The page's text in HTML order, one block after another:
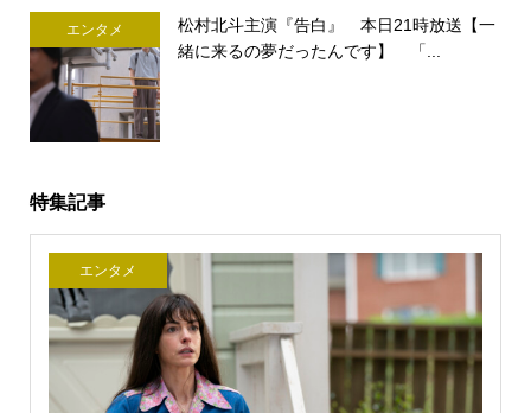
エンタメ
松村北斗主演『告白』 本日21時放送【一
緒に来るの夢だったんです】 「...
特集記事
エンタメ